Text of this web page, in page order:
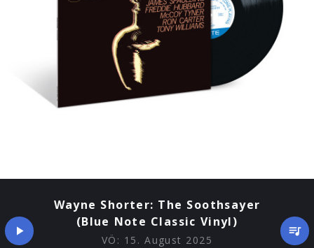
Wayne Shorter: The Soothsayer
(Blue Note Classic Vinyl)
VÖ: 15. August 2025